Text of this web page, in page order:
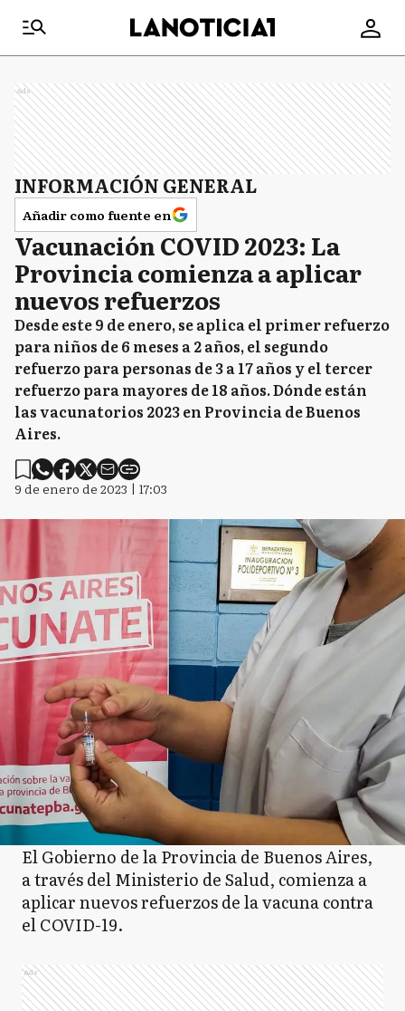
Ads
INFORMACIÓN GENERAL
Añadir como fuente en
Vacunación COVID 2023: La
Provincia comienza a aplicar
nuevos refuerzos
Desde este 9 de enero, se aplica el primer refuerzo
para niños de 6 meses a 2 años, el segundo
refuerzo para personas de 3 a 17 años y el tercer
refuerzo para mayores de 18 años. Dónde están
las vacunatorios 2023 en Provincia de Buenos
Aires.
9 de enero de 2023 | 17:03
El Gobierno de la Provincia de Buenos Aires,
a través del Ministerio de Salud, comienza a
aplicar nuevos refuerzos de la vacuna contra
el COVID-19.
Ads